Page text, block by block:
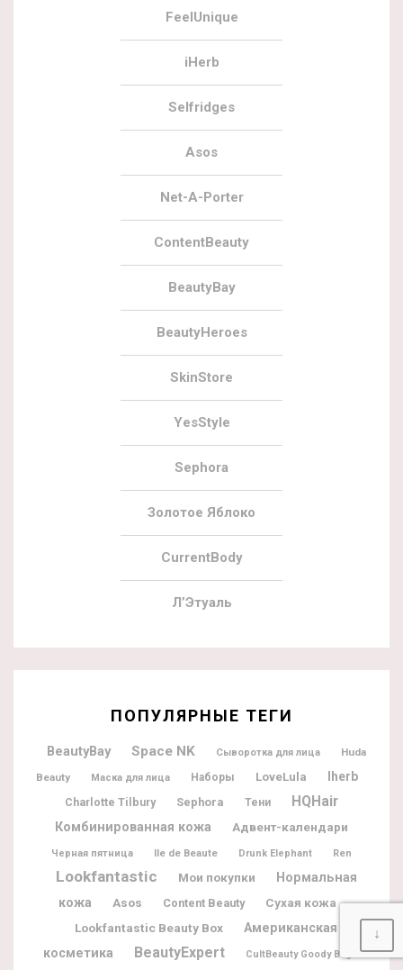
FeelUnique
iHerb
Selfridges
Asos
Net-A-Porter
ContentBeauty
BeautyBay
BeautyHeroes
SkinStore
YesStyle
Sephora
Золотое Яблоко
CurrentBody
Л’Этуаль
ПОПУЛЯРНЫЕ ТЕГИ
BeautyBay Space NK Сыворотка для лица
Huda
Beauty
Маска для лица Наборы LoveLula Iherb
Charlotte Tilbury Sephora Тени HQHair
Комбинированная кожа Адвент-календари
Черная пятница Ile de Beaute Drunk Elephant Ren
Lookfantastic Мои покупки
Нормальная
кожа
Asos Content Beauty Сухая кожа
Lookfantastic Beauty Box
Американская
косметика
BeautyExpert CultBeauty Goody Bag
↓